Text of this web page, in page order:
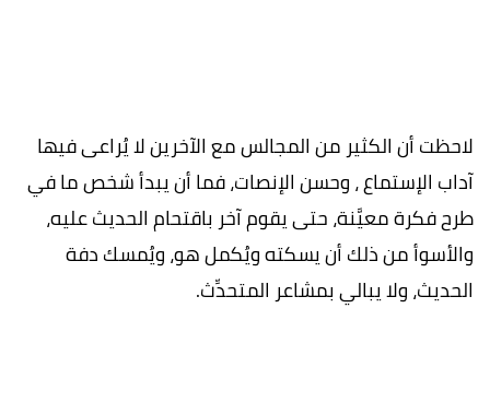
لاحظت أن الكثير من المجالس مع الآخرين لا يُراعى فيها
آداب الإستماع ، وحسن الإنصات، فما أن يبدأ شخص ما في
طرح فكرة معيَّنة، حتى يقوم آخر باقتحام الحديث عليه،
والأسوأ من ذلك أن يسكته ويُكمل هو، ويُمسك دفة
الحديث، ولا يبالي بمشاعر المتحدِّث.